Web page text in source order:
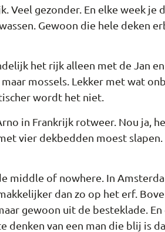
gezonder. En elke week je
Gewoon die hele deken
het rijk alleen met de Jan
mossels. Lekker met wat
wordt het niet.
in Frankrijk rotweer. Nou ja,
vier dekbedden moest slapen.
middle of nowhere. In
dan zo op het erf.
gewoon uit de besteklade.
denken van een man die blij is